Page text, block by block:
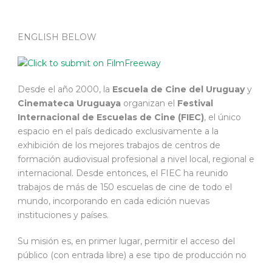
ENGLISH BELOW
Desde el año 2000, la Escuela de Cine del Uruguayy
Cinemateca Uruguaya organizan el Festival
Internacional de Escuelas de Cine (FIEC), el único
espacio en el país dedicado exclusivamente a la
exhibición de los mejores trabajos de centros de
formación audiovisual profesional a nivel local, regional e
internacional. Desde entonces, el FIEC ha reunido
trabajos de más de 150 escuelas de cine de todo el
mundo, incorporando en cada edición nuevas
instituciones y países.
Su misión es, en primer lugar, permitir el acceso del
público (con entrada libre) a ese tipo de producción no